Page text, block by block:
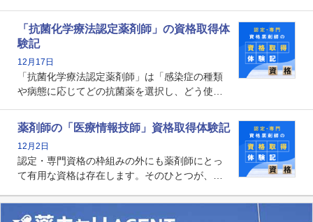
関する資格として、2009年に発足しました。薬
剤師の専門性を活かして高度化するがん医療に
貢献する姿は、今も病院薬剤師にとって一目置
かれる存在です。
「抗菌化学療法認定薬剤師」の資格取得体
験記
12月17日
「抗菌化学療法認定薬剤師」は「感染症の種類
や病態に応じてどの抗菌薬を選択し、どう使っ
る薬剤師です。現在、感染防止対策加算の施設
基準に専任の薬剤師配置が挙げられており、今
後は感染症領域で薬剤師に、より多くの役割が
求められる可能性もあります。
薬剤師の「医療情報技師」資格取得体験記
12月2日
認定・専門資格の枠組みの外にも薬剤師にとっ
て有用な資格は存在します。そのひとつが、
査データ、投薬歴など非常に多岐にわたる医療
データを利活用し、またシステム管理できるこ